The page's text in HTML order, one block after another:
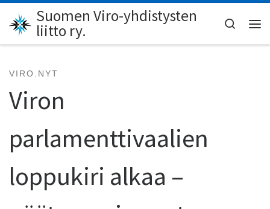
Skip to content
Suomen Viro-yhdistysten
liitto ry.
Search
VIRO.NYT
Viron
parlamenttivaalien
loppukiri alkaa –